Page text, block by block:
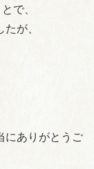
で、
が、
にありがとうご